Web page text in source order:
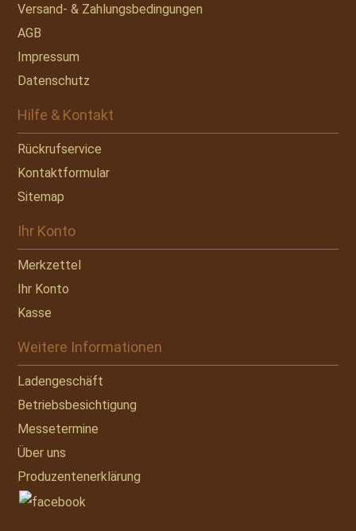
Versand- & Zahlungsbedingungen
AGB
Impressum
Datenschutz
Hilfe & Kontakt
Rückrufservice
Kontaktformular
Sitemap
Ihr Konto
Merkzettel
Ihr Konto
Kasse
Weitere Informationen
Ladengeschäft
Betriebsbesichtigung
Messetermine
Über uns
Produzentenerklärung